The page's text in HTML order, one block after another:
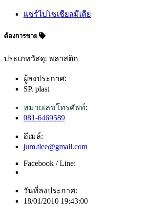
แชร์ไปโซเชียลมีเดีย
ต้องการขาย
ประเภทวัสดุ: พลาสติก
ผู้ลงประกาศ:
SP. plast
หมายเลขโทรศัพท์:
081-6469589
อีเมล์:
jum.tlee@gmail.com
Facebook / Line:
วันที่ลงประกาศ:
18/01/2010 19:43:00